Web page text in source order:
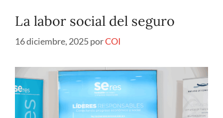
La labor social del seguro
16 diciembre, 2025porCOI